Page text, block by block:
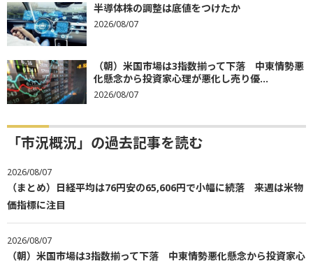
半導体株の調整は底値をつけたか
2026/08/07
（朝）米国市場は3指数揃って下落 中東情勢悪
化懸念から投資家心理が悪化し売り優...
2026/08/07
「市況概況」の過去記事を読む
2026/08/07
（まとめ）日経平均は76円安の65,606円で小幅に続落 来週は米物
価指標に注目
2026/08/07
（朝）米国市場は3指数揃って下落 中東情勢悪化懸念から投資家心